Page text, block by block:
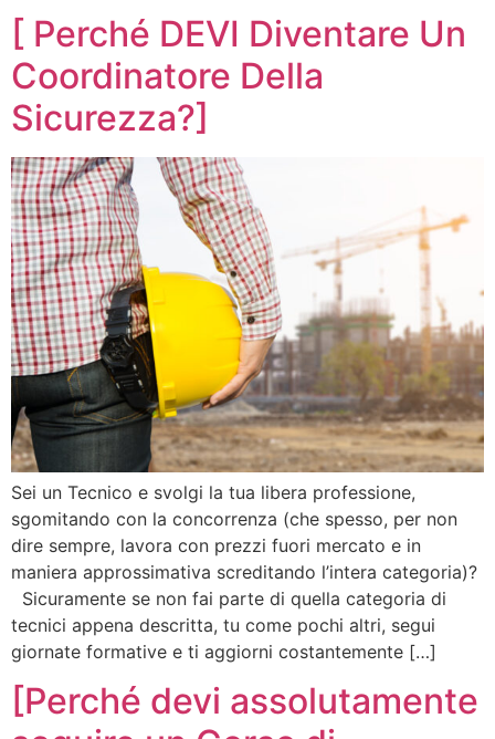
[ Perché DEVI Diventare Un
Coordinatore Della
Sicurezza?]
Sei un Tecnico e svolgi la tua libera professione,
sgomitando con la concorrenza (che spesso, per non
dire sempre, lavora con prezzi fuori mercato e in
maniera approssimativa screditando l’intera categoria)?
Sicuramente se non fai parte di quella categoria di
tecnici appena descritta, tu come pochi altri, segui
giornate formative e ti aggiorni costantemente […]
[Perché devi assolutamente